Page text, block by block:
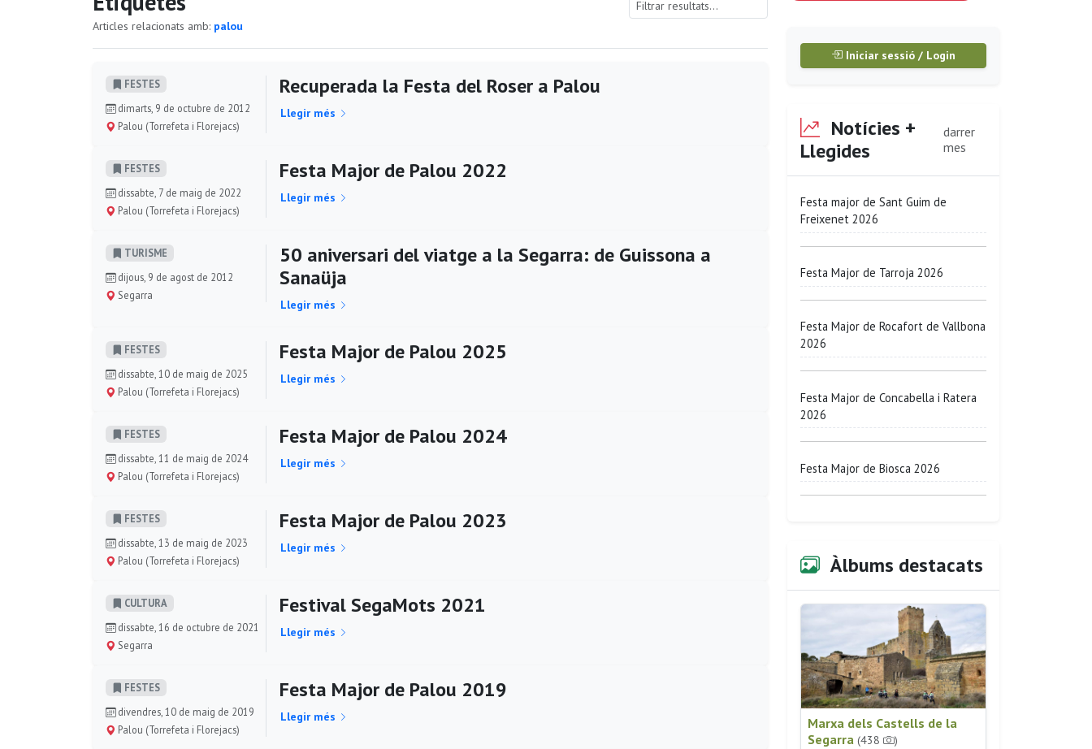
Articles relacionats amb: palou
FESTES
dimarts, 9 de octubre de 2012
Palou (Torrefeta i Florejacs)
Recuperada la Festa del Roser a Palou
Llegir més
FESTES
dissabte, 7 de maig de 2022
Palou (Torrefeta i Florejacs)
Festa Major de Palou 2022
Llegir més
TURISME
dijous, 9 de agost de 2012
Segarra
50 aniversari del viatge a la Segarra: de Guissona a
Sanaüja
Llegir més
FESTES
dissabte, 10 de maig de 2025
Palou (Torrefeta i Florejacs)
Festa Major de Palou 2025
Llegir més
FESTES
dissabte, 11 de maig de 2024
Palou (Torrefeta i Florejacs)
Festa Major de Palou 2024
Llegir més
FESTES
dissabte, 13 de maig de 2023
Palou (Torrefeta i Florejacs)
Festa Major de Palou 2023
Llegir més
CULTURA
dissabte, 16 de octubre de 2021
Segarra
Festival SegaMots 2021
Llegir més
FESTES
divendres, 10 de maig de 2019
Palou (Torrefeta i Florejacs)
Festa Major de Palou 2019
Llegir més
Iniciar sessió / Login
Notícies +
Llegides
darrer
mes
Festa major de Sant Guim de
Freixenet 2026
Festa Major de Tarroja 2026
Festa Major de Rocafort de Vallbona
2026
Festa Major de Concabella i Ratera
2026
Festa Major de Biosca 2026
Àlbums destacats
Marxa dels Castells de la
Segarra (438 )